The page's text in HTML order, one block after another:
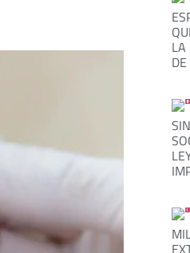
LA